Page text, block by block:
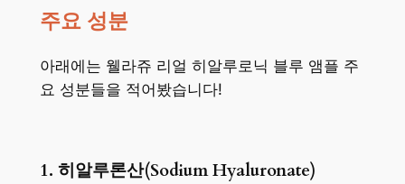
주요 성분
아래에는 웰라쥬 리얼 히알루로닉 블루 앰플 주
요 성분들을 적어봤습니다!
1. 히알루론산(Sodium Hyaluronate)